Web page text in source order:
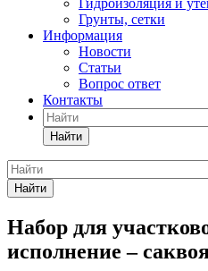
Гидроизоляция и
Грунты, сетки
Информация
Новости
Статьи
Вопрос ответ
Контакты
Найти
Найти
Набор для
исполнение –